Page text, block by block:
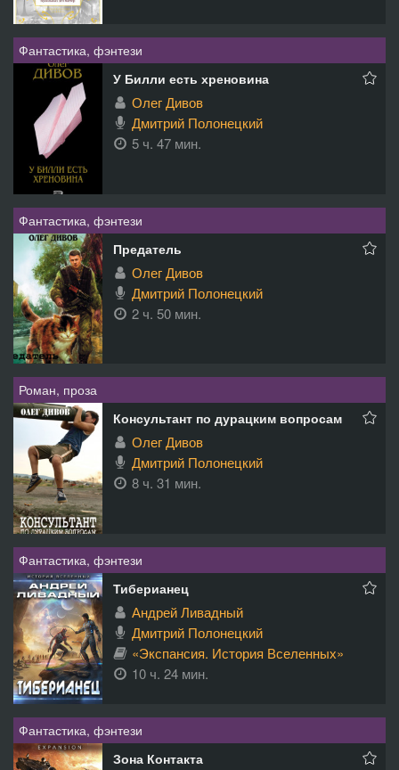
Фантастика, фэнтези
У Билли есть хреновина
Олег Дивов
Дмитрий Полонецкий
5 ч. 47 мин.
Фантастика, фэнтези
Предатель
Олег Дивов
Дмитрий Полонецкий
2 ч. 50 мин.
Роман, проза
Консультант по дурацким вопросам
Олег Дивов
Дмитрий Полонецкий
8 ч. 31 мин.
Фантастика, фэнтези
Тиберианец
Андрей Ливадный
Дмитрий Полонецкий
«Экспансия. История Вселенных»
10 ч. 24 мин.
Фантастика, фэнтези
Зона Контакта